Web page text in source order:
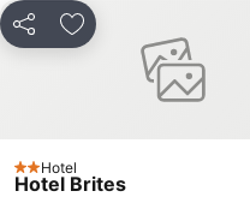
PartilharAdicionar aos
2 Estrelas
Hotel
Hotel Brites